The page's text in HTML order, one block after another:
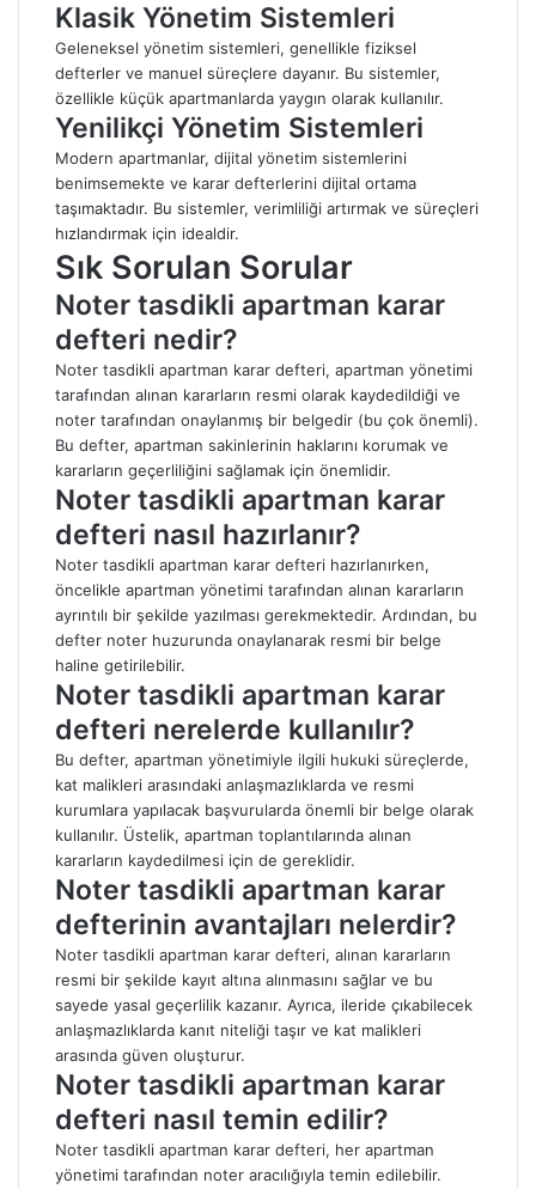
Klasik Yönetim Sistemleri
Geleneksel yönetim sistemleri, genellikle fiziksel
defterler ve manuel süreçlere dayanır. Bu sistemler,
özellikle küçük apartmanlarda yaygın olarak kullanılır.
Yenilikçi Yönetim Sistemleri
Modern apartmanlar, dijital yönetim sistemlerini
benimsemekte ve karar defterlerini dijital ortama
taşımaktadır. Bu sistemler, verimliliği artırmak ve süreçleri
hızlandırmak için idealdir.
Sık Sorulan Sorular
Noter tasdikli apartman karar
defteri nedir?
Noter tasdikli apartman karar defteri, apartman yönetimi
tarafından alınan kararların resmi olarak kaydedildiği ve
noter tarafından onaylanmış bir belgedir (bu çok önemli).
Bu defter, apartman sakinlerinin haklarını korumak ve
kararların geçerliliğini sağlamak için önemlidir.
Noter tasdikli apartman karar
defteri nasıl hazırlanır?
Noter tasdikli apartman karar defteri hazırlanırken,
öncelikle apartman yönetimi tarafından alınan kararların
ayrıntılı bir şekilde yazılması gerekmektedir. Ardından, bu
defter noter huzurunda onaylanarak resmi bir belge
haline getirilebilir.
Noter tasdikli apartman karar
defteri nerelerde kullanılır?
Bu defter, apartman yönetimiyle ilgili hukuki süreçlerde,
kat malikleri arasındaki anlaşmazlıklarda ve resmi
kurumlara yapılacak başvurularda önemli bir belge olarak
kullanılır. Üstelik, apartman toplantılarında alınan
kararların kaydedilmesi için de gereklidir.
Noter tasdikli apartman karar
defterinin avantajları nelerdir?
Noter tasdikli apartman karar defteri, alınan kararların
resmi bir şekilde kayıt altına alınmasını sağlar ve bu
sayede yasal geçerlilik kazanır. Ayrıca, ileride çıkabilecek
anlaşmazlıklarda kanıt niteliği taşır ve kat malikleri
arasında güven oluşturur.
Noter tasdikli apartman karar
defteri nasıl temin edilir?
Noter tasdikli apartman karar defteri, her apartman
yönetimi tarafından noter aracılığıyla temin edilebilir.